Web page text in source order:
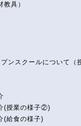
教具）
ンスクールについて（
(授業の様子②)
(給食の様子)